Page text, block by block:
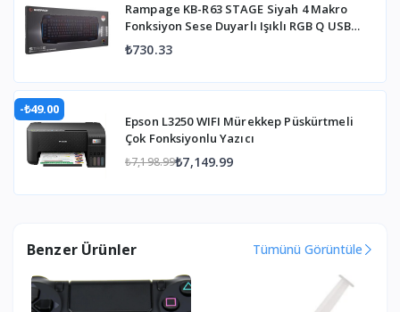
Rampage KB-R63 STAGE Siyah 4 Makro
Fonksiyon Sese Duyarlı Işıklı RGB Q USB
+Ses Mik Çıkışlı Oyuncu Klavyesi
₺730.33
-₺49.00
Epson L3250 WIFI Mürekkep Püskürtmeli
Çok Fonksiyonlu Yazıcı
₺7,198.99₺7,149.99
Benzer Ürünler Tümünü Görüntüle